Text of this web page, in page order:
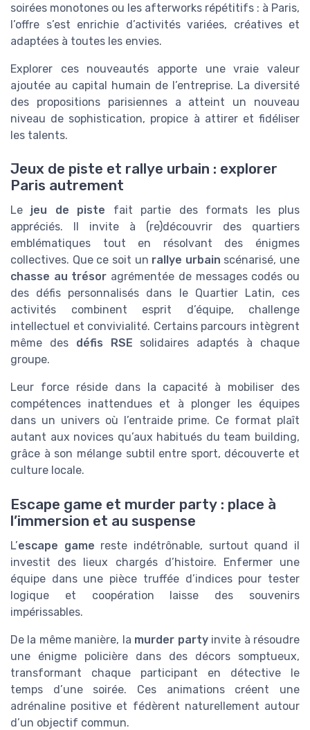
soirées monotones ou les afterworks répétitifs : à Paris,
l’offre s’est enrichie d’activités variées, créatives et
adaptées à toutes les envies.
Explorer ces nouveautés apporte une vraie valeur
ajoutée au capital humain de l’entreprise. La diversité
des propositions parisiennes a atteint un nouveau
niveau de sophistication, propice à attirer et fidéliser
les talents.
Jeux de piste et rallye urbain : explorer
Paris autrement
Le jeu de piste fait partie des formats les plus
appréciés. Il invite à (re)découvrir des quartiers
emblématiques tout en résolvant des énigmes
collectives. Que ce soit un rallye urbain scénarisé, une
chasse au trésor agrémentée de messages codés ou
des défis personnalisés dans le Quartier Latin, ces
activités combinent esprit d’équipe, challenge
intellectuel et convivialité. Certains parcours intègrent
même des défis RSE solidaires adaptés à chaque
groupe.
Leur force réside dans la capacité à mobiliser des
compétences inattendues et à plonger les équipes
dans un univers où l’entraide prime. Ce format plaît
autant aux novices qu’aux habitués du team building,
grâce à son mélange subtil entre sport, découverte et
culture locale.
Escape game et murder party : place à
l’immersion et au suspense
L’escape game reste indétrônable, surtout quand il
investit des lieux chargés d’histoire. Enfermer une
équipe dans une pièce truffée d’indices pour tester
logique et coopération laisse des souvenirs
impérissables.
De la même manière, la murder partyinvite à résoudre
une énigme policière dans des décors somptueux,
transformant chaque participant en détective le
temps d’une soirée. Ces animations créent une
adrénaline positive et fédèrent naturellement autour
d’un objectif commun.